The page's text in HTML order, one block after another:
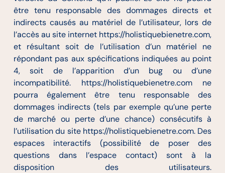
être tenu responsable des dommages directs et
indirects causés au matériel de l’utilisateur, lors de
l’accès au site internet https://holistiquebienetre.com,
et résultant soit de l’utilisation d’un matériel ne
répondant pas aux spécifications indiquées au point
4, soit de l’apparition d’un bug ou d’une
incompatibilité. https://holistiquebienetre.com ne
pourra également être tenu responsable des
dommages indirects (tels par exemple qu’une perte
de marché ou perte d’une chance) consécutifs à
l’utilisation du site https://holistiquebienetre.com. Des
espaces interactifs (possibilité de poser des
questions dans l’espace contact) sont à la
disposition des utilisateurs.